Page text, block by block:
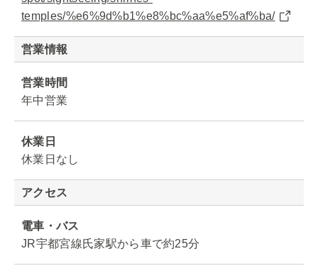
temples/%e6%9d%b1%e8%bc%aa%e5%af%ba/
営業情報
営業時間
年中営業
休業日
休業日なし
アクセス
電車・バス
JR宇都宮線氏家駅から車で約25分